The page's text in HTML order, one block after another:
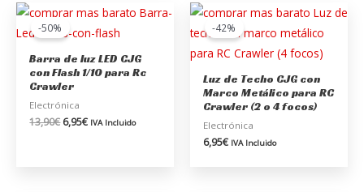
-50%
Barra de luz LED CJG
con Flash 1/10 para Rc
Crawler
Electrónica
13,90€
El
precio
original
13,90€.
6,95€
El
precio
actual
6,95€.
IVA Incluido
-42%
Luz de Techo CJG con
Marco Metálico para RC
Crawler (2 o 4 focos)
Electrónica
6,95€ IVA Incluido